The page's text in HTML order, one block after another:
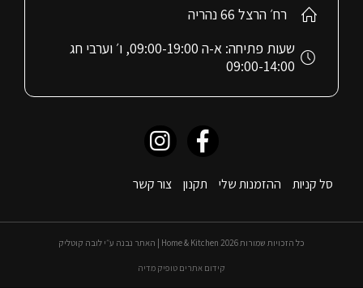
סל קניות ההזמנות שלי תקנון צור קשר
רח׳ הרצל 66 נהריה
שעות פתיחה: א-ה 09:00-19:00, ו׳ וערבי חג
09:00-14:00
כל הזכויות שמורות 2026 Home & Kitchen | האתר נבנה ע״י לובה קוטליק
קידום אתרים טופיק מדיה